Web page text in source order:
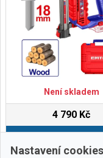
Není skladem
4 790 Kč
Do košíku
Nastavení